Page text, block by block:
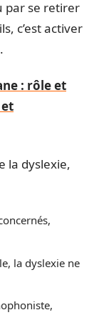
par se retirer
c’est activer
: rôle et
la dyslexie,
la dyslexie ne